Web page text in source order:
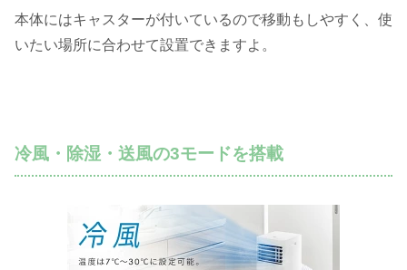
本体にはキャスターが付いているので移動もしやすく、使
いたい場所に合わせて設置できますよ。
冷風・除湿・送風の3モードを搭載